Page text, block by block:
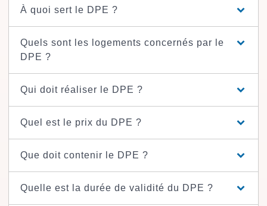
À quoi sert le DPE ?
Quels sont les logements concernés par le
DPE ?
Qui doit réaliser le DPE ?
Quel est le prix du DPE ?
Que doit contenir le DPE ?
Quelle est la durée de validité du DPE ?